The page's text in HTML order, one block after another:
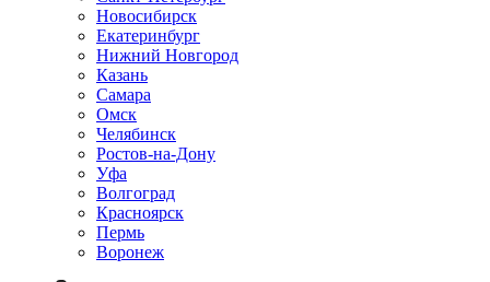
Новосибирск
Екатеринбург
Нижний Новгород
Казань
Самара
Омск
Челябинск
Ростов-на-Дону
Уфа
Волгоград
Красноярск
Пермь
Воронеж